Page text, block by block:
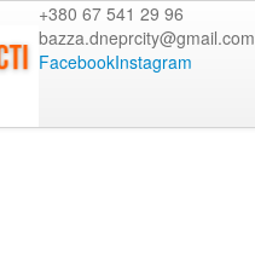
+380 67 541 29 96
bazza.dneprcity@gmail.com
FacebookInstagram